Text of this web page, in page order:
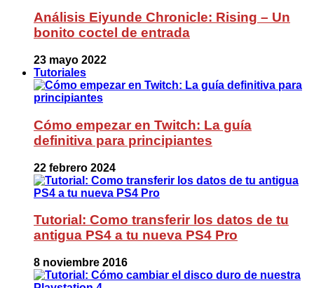
Análisis Eiyunde Chronicle: Rising – Un
bonito coctel de entrada
23 mayo 2022
Tutoriales
Cómo empezar en Twitch: La guía
definitiva para principiantes
22 febrero 2024
Tutorial: Como transferir los datos de tu
antigua PS4 a tu nueva PS4 Pro
8 noviembre 2016